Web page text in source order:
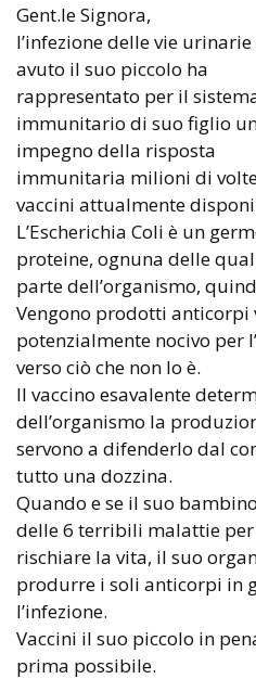
Gent.le Signora,
l’infezione delle vie urinarie
avuto il suo piccolo ha
rappresentato per il
immunitario di suo figlio
impegno della risposta
immunitaria milioni di
vaccini attualmente
L’Escherichia Coli è un
proteine, ognuna delle
parte dell’organismo,
Vengono prodotti anticorpi
potenzialmente nocivo per
verso ciò che non lo è.
Il vaccino esavalente
dell’organismo la
servono a difenderlo dal
tutto una dozzina.
Quando e se il suo
delle 6 terribili malattie
rischiare la vita, il suo
produrre i soli anticorpi in
l’infezione.
Vaccini il suo piccolo in
prima possibile.